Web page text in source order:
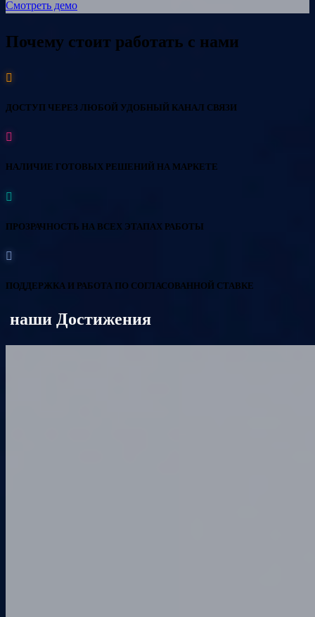
Смотреть демо
Почему стоит работать с нами
ДОСТУП ЧЕРЕЗ ЛЮБОЙ УДОБНЫЙ КАНАЛ СВЯЗИ
НАЛИЧИЕ ГОТОВЫХ РЕШЕНИЙ НА МАРКЕТЕ
ПРОЗРАЧНОСТЬ НА ВСЕХ ЭТАПАХ РАБОТЫ
ПОДДЕРЖКА И РАБОТА ПО СОГЛАСОВАННОЙ СТАВКЕ
наши Достижения